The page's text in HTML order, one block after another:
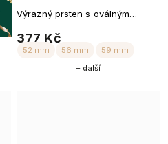
377 Kč
Výrazný prsten s oválným
+ další